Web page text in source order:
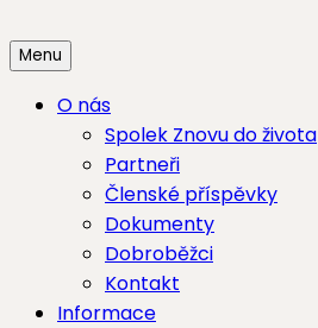
toMenu
O nás
Spolek Znovu do života
Partneři
Členské příspěvky
Dokumenty
Dobroběžci
Kontakt
Informace